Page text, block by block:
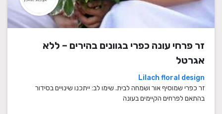
זר פרחי עונה כפרי בגוונים בהירים – ללא
אגרטל
Lilach floral design
זר כפרי שמוסיף אור ושמחה לבית. שימו לב: ייתכנו שינויים בסידור
בהתאם לפרחים הקיימים בעונה